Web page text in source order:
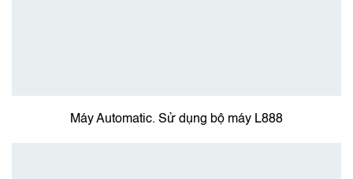
Máy Automatic. Sử dụng bộ máy L888